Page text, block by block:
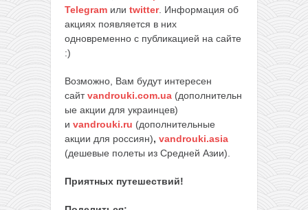
Telegram или twitter. Информация об
акциях появляется в них
одновременно с публикацией на сайте
:)
Возможно, Вам будут интересен
сайтvandrouki.com.ua (дополнительн
ые акции для украинцев)
и vandrouki.ru (дополнительные
акции для россиян), vandrouki.asia
(дешевые полеты из Средней Азии).
Приятных путешествий!